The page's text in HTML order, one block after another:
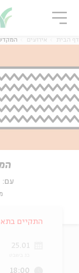
דף הבית אירועים המקדש
עם:
התקיים
25.01
18:00
סגור